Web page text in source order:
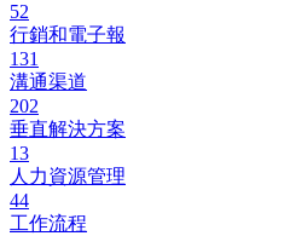
52
行銷和電子報
131
溝通渠道
202
垂直解決方案
13
人力資源管理
44
工作流程